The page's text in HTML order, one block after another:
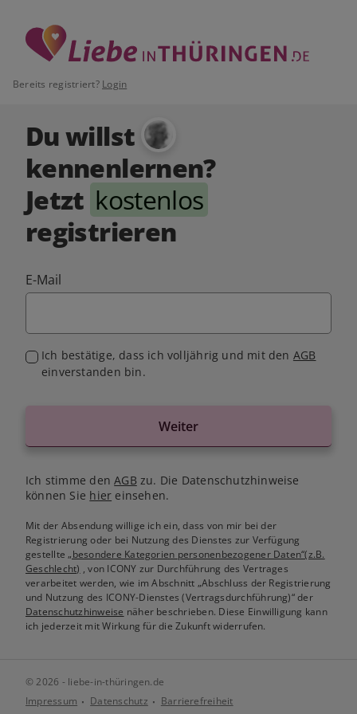
Bereits registriert? Login
Du willst
kennenlernen?
Jetzt kostenlos
registrieren
E-Mail
Ich bestätige, dass ich volljährig und mit den AGB
einverstanden bin.
Weiter
Ich stimme denAGB zu. Die Datenschutzhinweise
können Sie hier einsehen.
Mit der Absendung willige ich ein, dass von mir bei der
Registrierung oder bei Nutzung des Dienstes zur Verfügung
gestellte„besondere Kategorien personenbezogener Daten“(z.B.
Geschlecht) , von ICONY zur Durchführung des Vertrages
verarbeitet werden, wie im Abschnitt „Abschluss der Registrierung
und Nutzung des ICONY-Dienstes (Vertragsdurchführung)“ der
Datenschutzhinweise näher beschrieben. Diese Einwilligung kann
ich jederzeit mit Wirkung für die Zukunft widerrufen.
© 2026 - liebe-in-thüringen.de
Impressum
Datenschutz Barrierefreiheit